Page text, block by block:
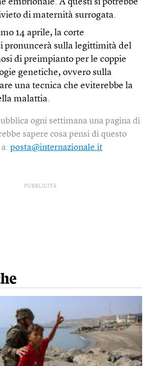
embrionale. A questi si potrebbe
di maternità surrogata.
14 aprile, la corte
pronuncerà sulla legittimità del
di preimpianto per le coppie
genetiche, ovvero sulla
una tecnica che eviterebbe la
malattia.
ogni settimana una pagina di
sapere cosa pensi di questo
posta@internazionale.it
PUBBLICITÀ